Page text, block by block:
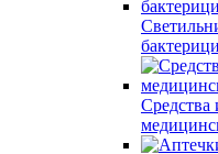
Средства